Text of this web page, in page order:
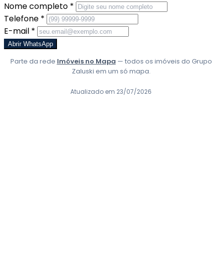
Nome completo *
Telefone *
E-mail *
Abrir WhatsApp
Parte da rede Imóveis no Mapa — todos os imóveis do Grupo
Zaluski em um só mapa.
Atualizado em 23/07/2026